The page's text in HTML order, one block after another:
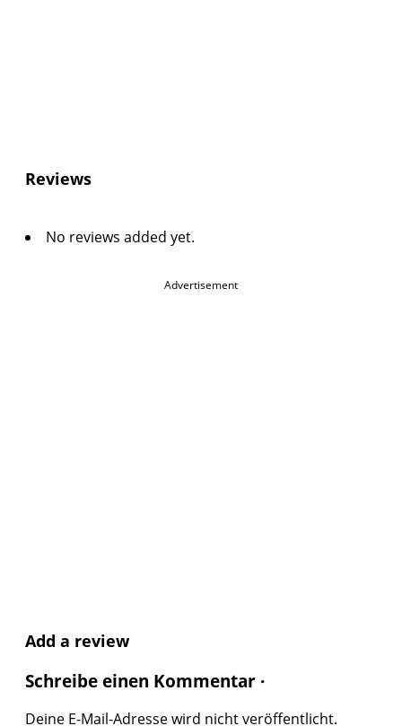
Reviews
No reviews added yet.
Advertisement
Add a review
Schreibe einen Kommentar ·
Deine E-Mail-Adresse wird nicht veröffentlicht.